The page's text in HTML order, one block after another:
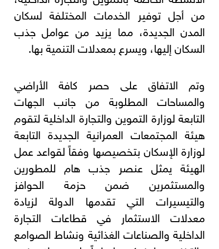
من أجل توفير الخدمات المختلفة لسكان
المدن الجديدة، مما يزيد من عوامل جذب
السكان إليها، ويسرع بمعدلات التنمية بها.
وتم الاتفاق على حصر كافة الأراضي
والمساحات المطلوبة من جانب الجهات
التابعة لوزارة التموين والتجارة الداخلية لتقوم
هيئة المجتمعات العمرانية الجديدة التابعة
لوزارة الإسكان بتخصيصها وفقاً لقواعد عمل
الهيئة يمثل عنصر جذب هام للمطورين
والمستثمرين ضمن حزمة الحوافز
والتيسيرات التي تقدمها الدولة لزيادة
معدلات الاستثمار في قطاعات التجارة
الداخلية والصناعات الغذائية ونشاط الصوامع